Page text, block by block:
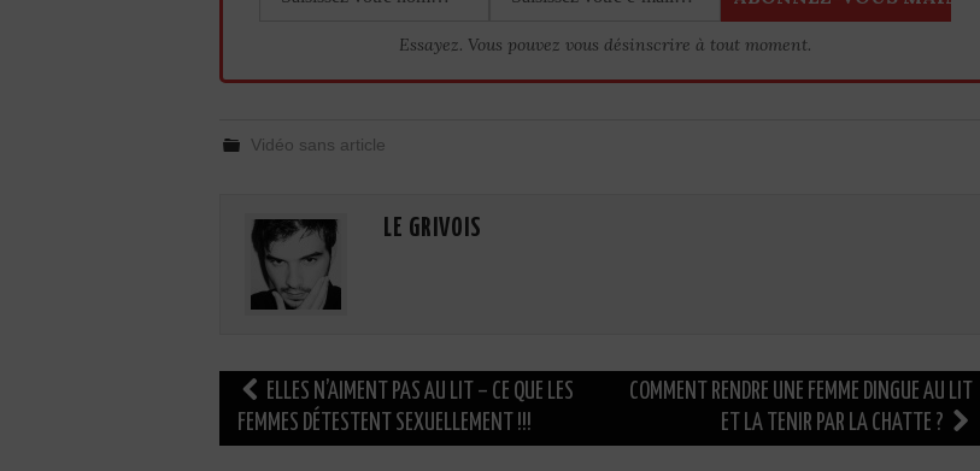
Essayez. Vous pouvez vous désinscrire à tout moment.
Vidéo sans article
LE GRIVOIS
Navigation
des
ELLES N’AIMENT PAS AU LIT – CE QUE LES
FEMMES DÉTESTENT SEXUELLEMENT !!!
COMMENT RENDRE UNE FEMME DINGUE AU LIT
ET LA TENIR PAR LA CHATTE ?